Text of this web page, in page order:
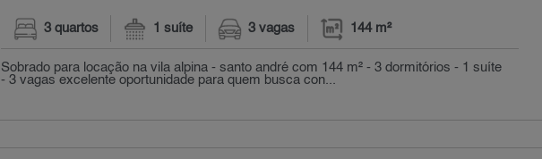
3 quartos 1 suíte 3 vagas 144 m²
Sobrado para locação na vila alpina - santo andré com 144 m² - 3 dormitórios - 1 suíte
- 3 vagas excelente oportunidade para quem busca con...